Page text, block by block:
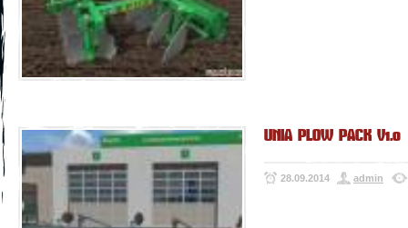
UNIA PLOW PACK V1.0
28.09.2014 admin